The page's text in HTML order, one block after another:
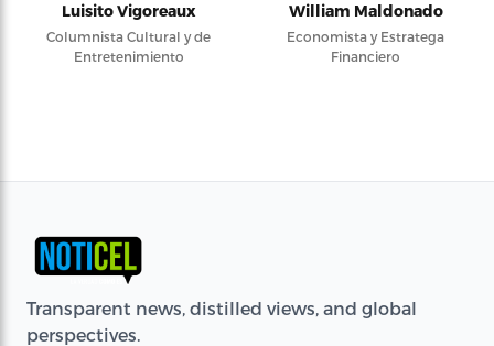
Luisito Vigoreaux
Columnista Cultural y de
Entretenimiento
William Maldonado
Economista y Estratega
Financiero
Transparent news, distilled views, and global
perspectives.